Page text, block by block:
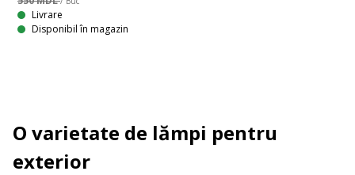
Livrare
Disponibil în magazin
O varietate de lămpi pentru
exterior